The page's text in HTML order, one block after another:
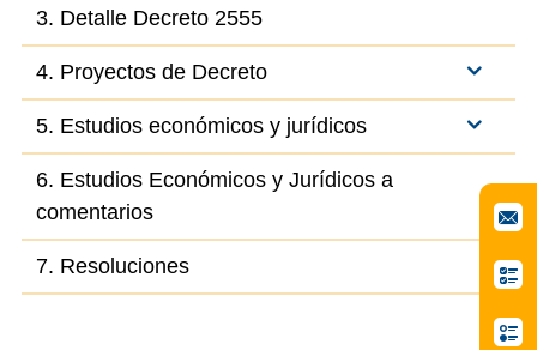
3. Detalle Decreto 2555
4. Proyectos de Decreto
5. Estudios económicos y jurídicos
6. Estudios Económicos y Jurídicos a
comentarios
7. Resoluciones